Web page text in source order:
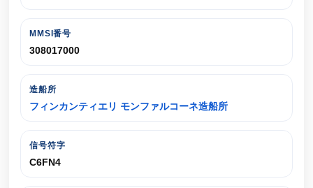
MMSI番号
308017000
造船所
フィンカンティエリ モンファルコーネ造船所
信号符字
C6FN4